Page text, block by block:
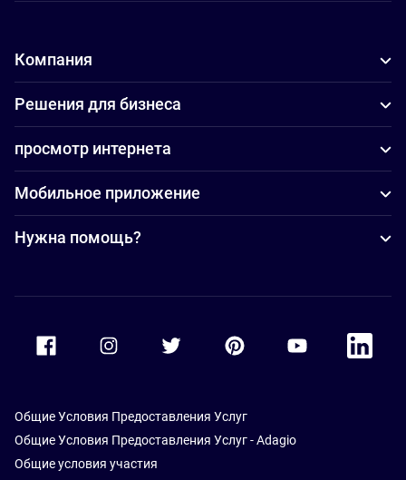
Компания
Решения для бизнеса
просмотр интернета
Мобильное приложение
Нужна помощь?
Accor Facebook Accor TwitterAccor PinterestAccor Youtube
Accor
Общие Условия Предоставления Услуг
Общие Условия Предоставления Услуг - Adagio
Общие условия участия